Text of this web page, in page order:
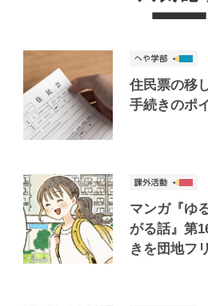
住民票の移
手続きのポ
マンガ『ゆ
がる話』第
きを団地フ